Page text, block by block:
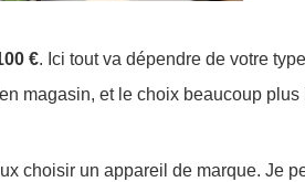
€. Ici tout va dépendre de votre
magasin, et le choix beaucoup plus
choisir un appareil de marque. Je